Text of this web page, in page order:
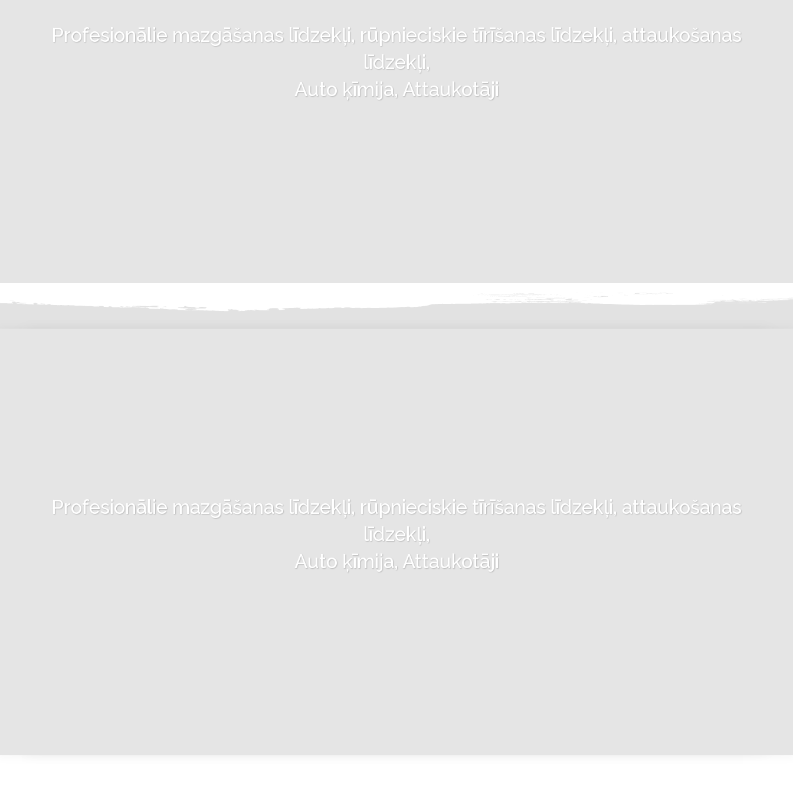
Profesionālie mazgāšanas līdzekļi, rūpnieciskie tīrīšanas līdzekļi, attaukošanas
līdzekļi,
Auto ķīmija, Attaukotāji
Profesionālie mazgāšanas līdzekļi, rūpnieciskie tīrīšanas līdzekļi, attaukošanas
līdzekļi,
Auto ķīmija, Attaukotāji